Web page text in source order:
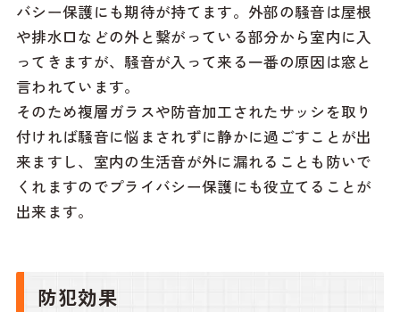
バシー保護にも期待が持てます。外部の騒音は屋根
や排水口などの外と繋がっている部分から室内に入
ってきますが、騒音が入って来る一番の原因は窓と
言われています。
そのため複層ガラスや防音加工されたサッシを取り
付ければ騒音に悩まされずに静かに過ごすことが出
来ますし、室内の生活音が外に漏れることも防いで
くれますのでプライバシー保護にも役立てることが
出来ます。
防犯効果